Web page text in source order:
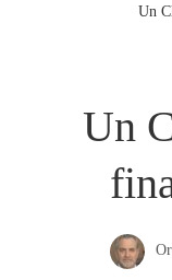
Un
Un